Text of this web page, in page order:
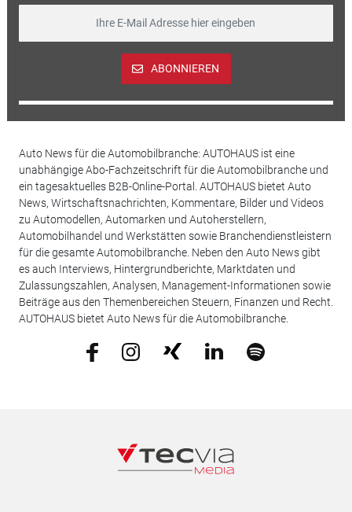
ABONNIEREN
Auto News für die Automobilbranche: AUTOHAUS ist eine
unabhängige Abo-Fachzeitschrift für die Automobilbranche und
ein tagesaktuelles B2B-Online-Portal. AUTOHAUS bietet Auto
News, Wirtschaftsnachrichten, Kommentare, Bilder und Videos
zu Automodellen, Automarken und Autoherstellern,
Automobilhandel und Werkstätten sowie Branchendienstleistern
für die gesamte Automobilbranche. Neben den Auto News gibt
es auch Interviews, Hintergrundberichte, Marktdaten und
Zulassungszahlen, Analysen, Management-Informationen sowie
Beiträge aus den Themenbereichen Steuern, Finanzen und Recht.
AUTOHAUS bietet Auto News für die Automobilbranche.